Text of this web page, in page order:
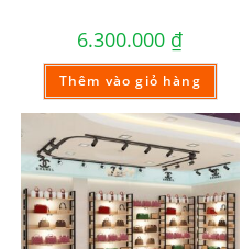
6.300.000 ₫
Thêm vào giỏ hàng